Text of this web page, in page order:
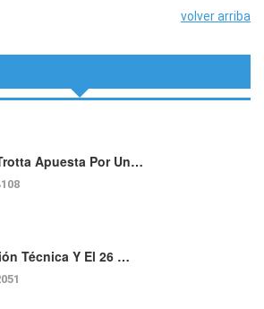
volver arriba
Apuesta Por Un…
Técnica Y El 26 …